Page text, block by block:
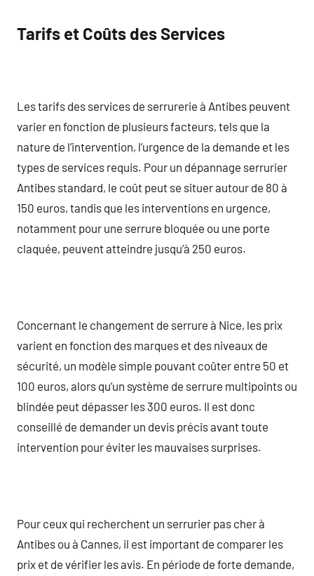
Tarifs et Coûts des Services
Les tarifs des services de serrurerie à Antibes peuvent
varier en fonction de plusieurs facteurs, tels que la
nature de l’intervention, l’urgence de la demande et les
types de services requis. Pour un dépannage serrurier
Antibes standard, le coût peut se situer autour de 80 à
150 euros, tandis que les interventions en urgence,
notamment pour une serrure bloquée ou une porte
claquée, peuvent atteindre jusqu’à 250 euros.
Concernant le changement de serrure à Nice, les prix
varient en fonction des marques et des niveaux de
sécurité, un modèle simple pouvant coûter entre 50 et
100 euros, alors qu’un système de serrure multipoints ou
blindée peut dépasser les 300 euros. Il est donc
conseillé de demander un devis précis avant toute
intervention pour éviter les mauvaises surprises.
Pour ceux qui recherchent un serrurier pas cher à
Antibes ou à Cannes, il est important de comparer les
prix et de vérifier les avis. En période de forte demande,